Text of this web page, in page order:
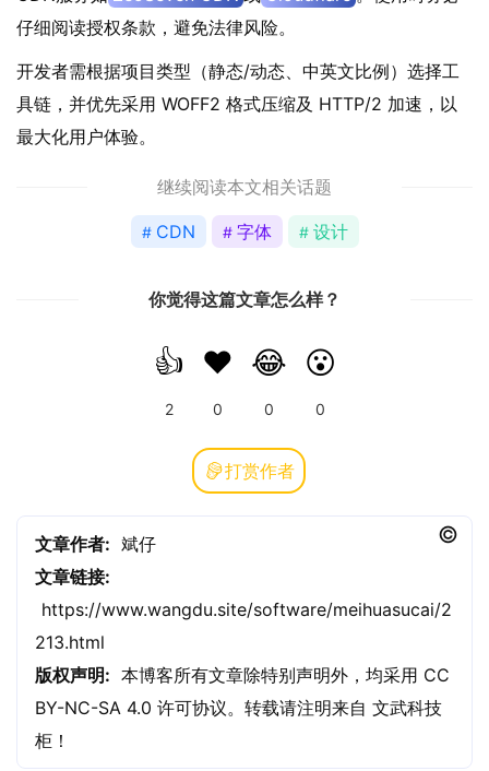
仔细阅读授权条款，避免法律风险。
开发者需根据项目类型（静态/动态、中英文比例）选择工
具链，并优先采用 WOFF2 格式压缩及 HTTP/2 加速，以
最大化用户体验。
继续阅读本文相关话题
CDN 字体 设计
你觉得这篇文章怎么样？
👍
2
❤️
0
😂
0
😮
0
打赏作者
文章作者: 斌仔
文章链接:
https://www.wangdu.site/software/meihuasucai/2
213.html
版权声明: 本博客所有文章除特别声明外，均采用 CC
BY-NC-SA 4.0 许可协议。转载请注明来自 文武科技
柜 ！